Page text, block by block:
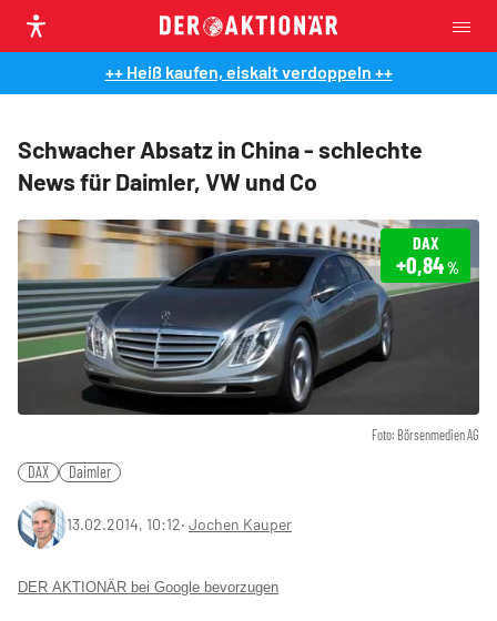
++ Heiß kaufen, eiskalt verdoppeln ++
Schwacher Absatz in China - schlechte
News für Daimler, VW und Co
Foto: Börsenmedien AG
DAX
+0,84%
DAX Daimler
13.02.2014, 10:12‧ Jochen Kauper
DER AKTIONÄR bei Google bevorzugen